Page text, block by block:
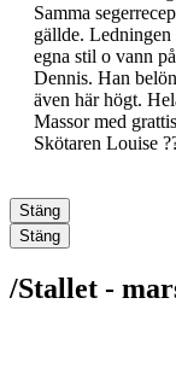
Samma
gällde.
egna stil o vann
Dennis. Han
även här högt.
Massor med
Skötaren Louise
Stäng
Stäng
/Stallet -